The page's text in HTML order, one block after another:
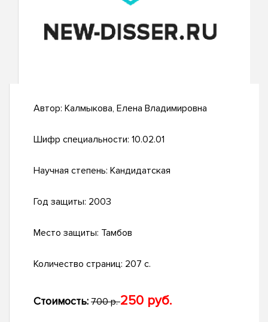
Автор: Калмыкова, Елена Владимировна
Шифр специальности: 10.02.01
Научная степень: Кандидатская
Год защиты: 2003
Место защиты: Тамбов
Количество страниц: 207 с.
Стоимость: 700 р.250 руб.